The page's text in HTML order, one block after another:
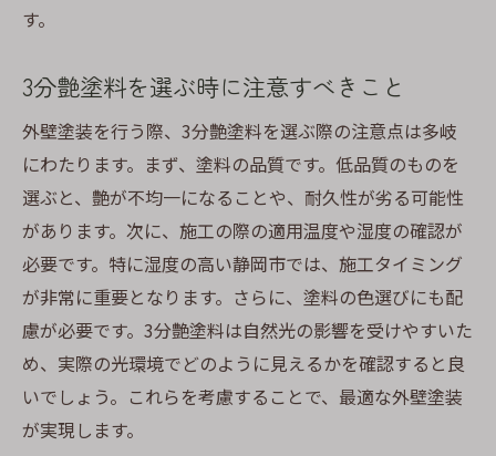
す。
3分艶塗料を選ぶ時に注意すべきこと
外壁塗装を行う際、3分艶塗料を選ぶ際の注意点は多岐
にわたります。まず、塗料の品質です。低品質のものを
選ぶと、艶が不均一になることや、耐久性が劣る可能性
があります。次に、施工の際の適用温度や湿度の確認が
必要です。特に湿度の高い静岡市では、施工タイミング
が非常に重要となります。さらに、塗料の色選びにも配
慮が必要です。3分艶塗料は自然光の影響を受けやすいた
め、実際の光環境でどのように見えるかを確認すると良
いでしょう。これらを考慮することで、最適な外壁塗装
が実現します。